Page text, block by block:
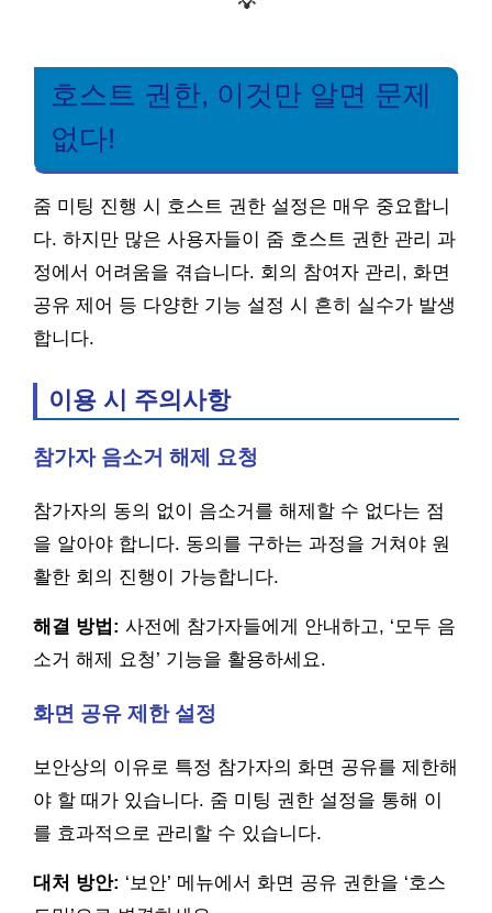
호스트 권한, 이것만 알면 문제
없다!
줌 미팅 진행 시 호스트 권한 설정은 매우 중요합니
다. 하지만 많은 사용자들이 줌 호스트 권한 관리 과
정에서 어려움을 겪습니다. 회의 참여자 관리, 화면
공유 제어 등 다양한 기능 설정 시 흔히 실수가 발생
합니다.
이용 시 주의사항
참가자 음소거 해제 요청
참가자의 동의 없이 음소거를 해제할 수 없다는 점
을 알아야 합니다. 동의를 구하는 과정을 거쳐야 원
활한 회의 진행이 가능합니다.
해결 방법: 사전에 참가자들에게 안내하고, ‘모두 음
소거 해제 요청’ 기능을 활용하세요.
화면 공유 제한 설정
보안상의 이유로 특정 참가자의 화면 공유를 제한해
야 할 때가 있습니다. 줌 미팅 권한 설정을 통해 이
를 효과적으로 관리할 수 있습니다.
대처 방안: ‘보안’ 메뉴에서 화면 공유 권한을 ‘호스